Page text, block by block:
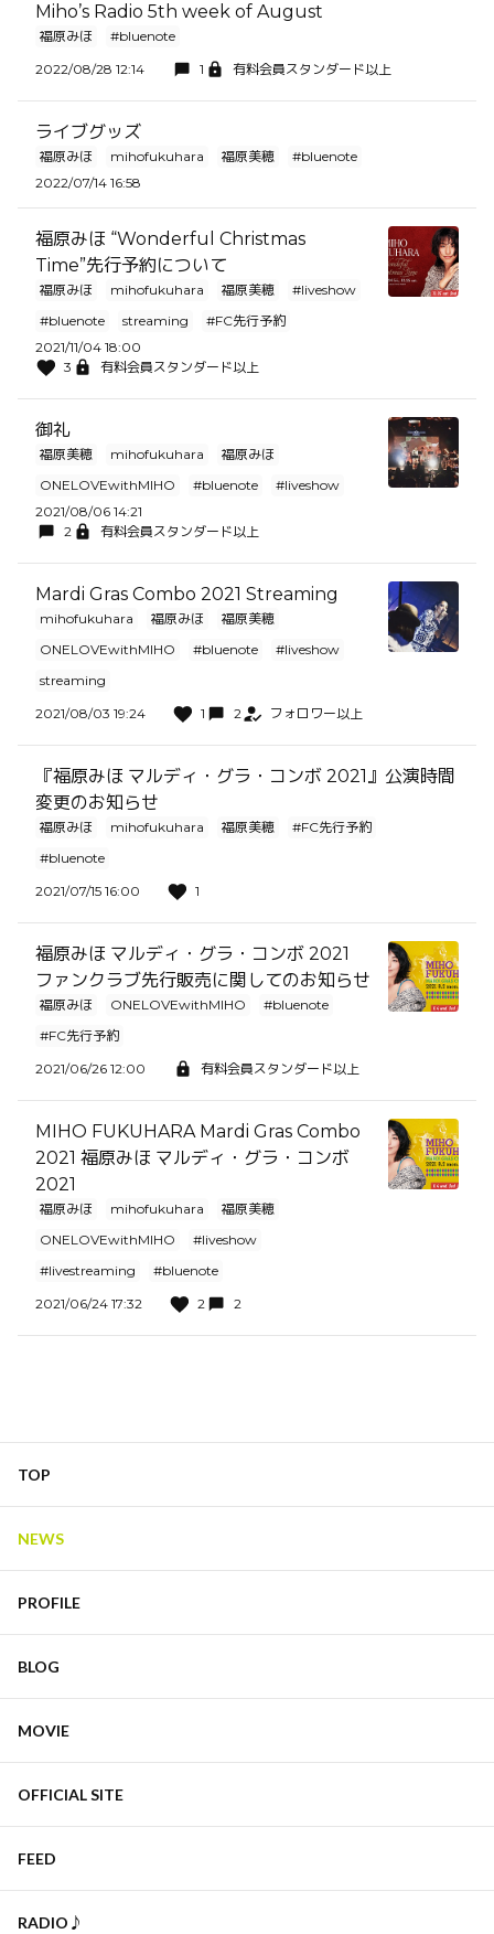
Miho’s Radio 5th week of August
福原みほ
#bluenote
2022/08/28 12:14
1 有料会員スタンダード以上
ライブグッズ
福原みほ mihofukuhara 福原美穂
#bluenote
2022/07/14 16:58
福原みほ “Wonderful Christmas
Time”先行予約について
福原みほ mihofukuhara 福原美穂
#liveshow
#bluenote
streaming
#FC先行予約
2021/11/04 18:00
3
有料会員スタンダード以上
御礼
福原美穂 mihofukuhara
福原みほ
ONELOVEwithMIHO
#bluenote
#liveshow
2021/08/06 14:21
2
有料会員スタンダード以上
Mardi Gras Combo 2021 Streaming
mihofukuhara 福原みほ
福原美穂
ONELOVEwithMIHO
#bluenote
#liveshow
streaming
2021/08/03 19:24
1 2 フォロワー以上
『福原みほ マルディ・グラ・コンボ 2021』公演時間
変更のお知らせ
福原みほ mihofukuhara 福原美穂
#FC先行予約
#bluenote
2021/07/15 16:00
1
福原みほ マルディ・グラ・コンボ 2021
ファンクラブ先行販売に関してのお知らせ
福原みほ ONELOVEwithMIHO
#bluenote
#FC先行予約
2021/06/26 12:00
有料会員スタンダード以上
MIHO FUKUHARA Mardi Gras Combo
2021 福原みほ マルディ・グラ・コンボ
2021
福原みほ mihofukuhara
福原美穂
ONELOVEwithMIHO
#liveshow
#livestreaming
#bluenote
2021/06/24 17:32
2 2
TOP
NEWS
PROFILE
BLOG
MOVIE
OFFICIAL SITE
FEED
RADIO♪